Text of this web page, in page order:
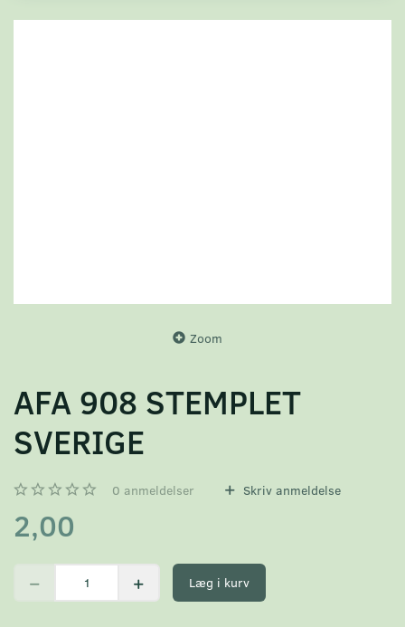
Zoom
AFA 908 STEMPLET
SVERIGE
0 anmeldelser Skriv anmeldelse
2,00
Læg i kurv